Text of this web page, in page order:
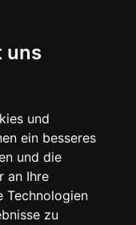
uns
und
ein besseres
und die
an Ihre
Technologien
zu